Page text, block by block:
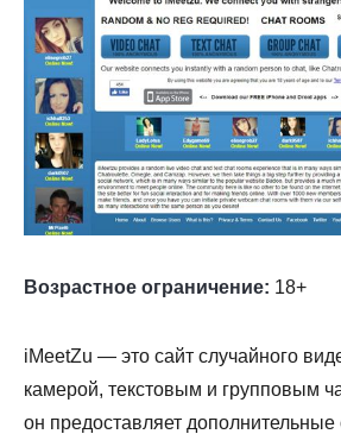
Возрастное ограничение: 18+
iMeetZu — это сайт случайного
камерой, текстовым и групповым
он предоставляет